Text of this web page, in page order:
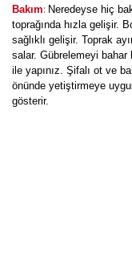
Bakım: Neredeyse hiç
toprağında hızla gelişir.
sağlıklı gelişir. Toprak
salar. Gübrelemeyi
ile yapınız. Şifalı ot ve
önünde yetiştirmeye
gösterir.